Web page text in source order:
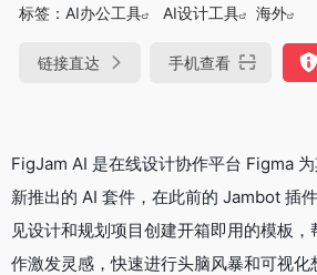
标签： AI办公工具 AI设计工具 海外
链接直达 手机查看
FigJam AI 是在线设计协作平台 Figma
新推出的 AI 套件，在此前的 Jambot 插
见设计和规划项目创建开箱即用的模板
作激发灵感，快速进行头脑风暴和可视化